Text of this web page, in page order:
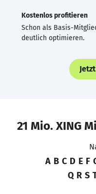
Kostenlos profitieren
Schon als Basis-
deutlich optimieren.
21 Mio. XING
A B C D E F
Q R S